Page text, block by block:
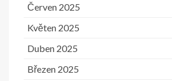
Červen 2025
Květen 2025
Duben 2025
Březen 2025